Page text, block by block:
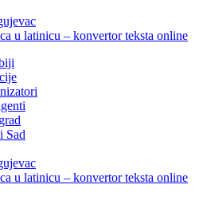
u latinicu – konvertor teksta online
Sad
u latinicu – konvertor teksta online